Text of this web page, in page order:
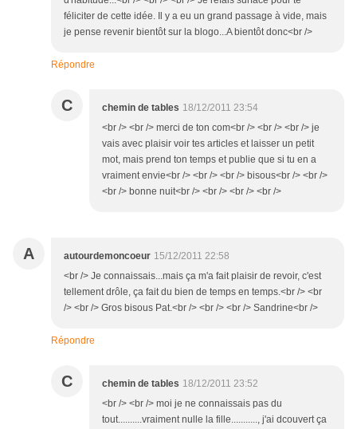
féliciter de cette idée. Il y a eu un grand passage à vide, mais
je pense revenir bientôt sur la blogo...A bientôt donc<br />
Répondre
C chemin de tables 18/12/2011 23:54
<br /> <br /> merci de ton com<br /> <br /> <br /> je
vais avec plaisir voir tes articles et laisser un petit
mot, mais prend ton temps et publie que si tu en a
vraiment envie<br /> <br /> <br /> bisous<br /> <br />
<br /> bonne nuit<br /> <br /> <br /> <br />
A autourdemoncoeur 15/12/2011 22:58
<br /> Je connaissais...mais ça m'a fait plaisir de revoir, c'est
tellement drôle, ça fait du bien de temps en temps.<br /> <br
/> <br /> Gros bisous Pat.<br /> <br /> <br /> Sandrine<br />
Répondre
C chemin de tables 18/12/2011 23:52
<br /> <br /> moi je ne connaissais pas du
tout..........vraiment nulle la fille..........., j'ai dcouvert ça